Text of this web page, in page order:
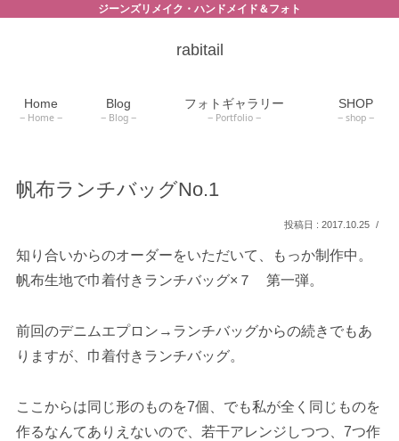
ジーンズリメイク・ハンドメイド＆フォト
rabitail
Home
Home
Blog
Blog
フォトギャラリー
Portfolio
SHOP
shop
帆布ランチバッグNo.1
2017.10.25
知り合いからのオーダーをいただいて、もっか制作中。
帆布生地で巾着付きランチバッグ×７ 第一弾。
前回のデニムエプロン→ランチバッグからの続きでもあ
りますが、巾着付きランチバッグ。
ここからは同じ形のものを7個、でも私が全く同じものを
作るなんてありえないので、若干アレンジしつつ、7つ作